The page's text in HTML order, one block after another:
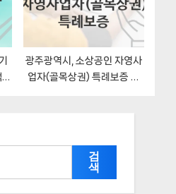
광주광역시, 소상공인 자영사
업자(골목상권) 특례보증 지
검
색